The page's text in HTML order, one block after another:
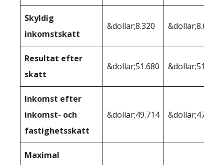
Skyldig
inkomstskatt
&dollar;8.320 &dollar;8.626
Resultat efter
skatt
&dollar;51.680 &dollar;51.374
Inkomst efter
inkomst- och
fastighetsskatt
&dollar;49.714 &dollar;47.223
Maximal